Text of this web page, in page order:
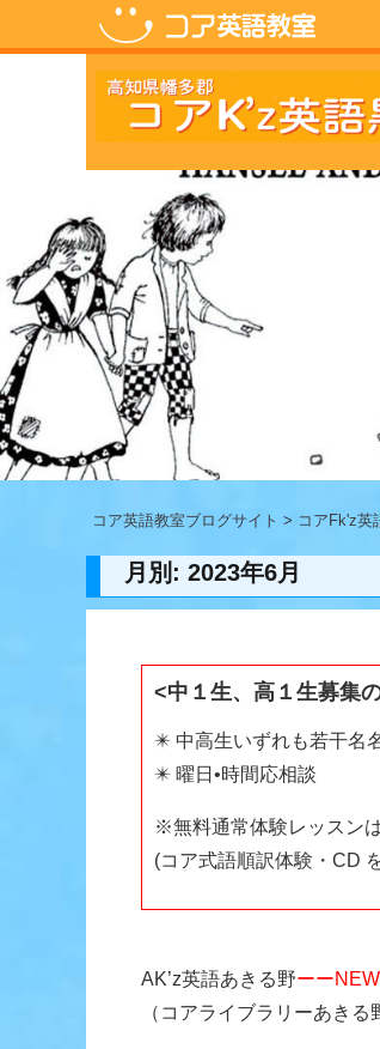
ン
ッ
コア英語教室ブログサイト > コアFk'z
月別: 2023年6月
<中１生、高１生募集
✴️ 中高生いずれも若干名
✴️ 曜日•時間応相談
※無料通常体験レッスン
(コア式語順訳体験・CD
AK’z英語あきる野ーー
（コアライブラリーあき